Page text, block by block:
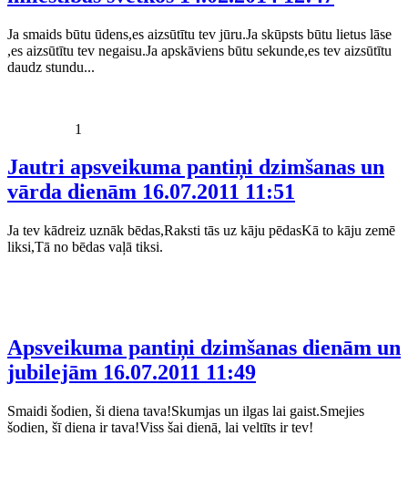
Ja smaids būtu ūdens,es aizsūtītu tev jūru.Ja skūpsts būtu lietus lāse
,es aizsūtītu tev negaisu.Ja apskāviens būtu sekunde,es tev aizsūtītu
daudz stundu...
1
Jautri apsveikuma pantiņi dzimšanas un
vārda dienām 16.07.2011 11:51
Ja tev kādreiz uznāk bēdas,Raksti tās uz kāju pēdasKā to kāju zemē
liksi,Tā no bēdas vaļā tiksi.
Apsveikuma pantiņi dzimšanas dienām un
jubilejām 16.07.2011 11:49
Smaidi šodien, ši diena tava!Skumjas un ilgas lai gaist.Smejies
šodien, šī diena ir tava!Viss šai dienā, lai veltīts ir tev!